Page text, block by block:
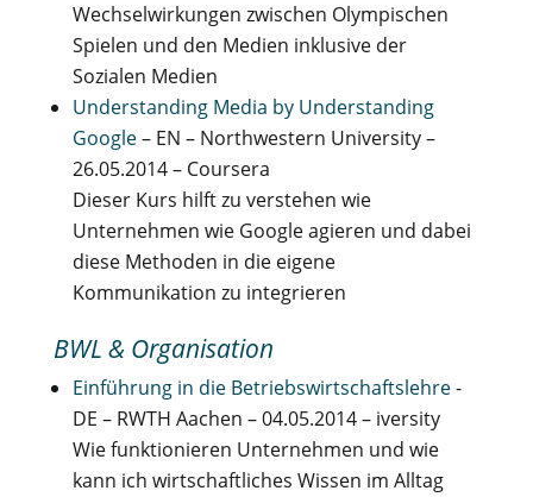
Wechselwirkungen zwischen Olympischen
Spielen und den Medien inklusive der
Sozialen Medien
Understanding Media by Understanding
Google– EN – Northwestern University –
26.05.2014 – Coursera
Dieser Kurs hilft zu verstehen wie
Unternehmen wie Google agieren und dabei
diese Methoden in die eigene
Kommunikation zu integrieren
BWL & Organisation
Einführung in die Betriebswirtschaftslehre-
DE – RWTH Aachen – 04.05.2014 – iversity
Wie funktionieren Unternehmen und wie
kann ich wirtschaftliches Wissen im Alltag